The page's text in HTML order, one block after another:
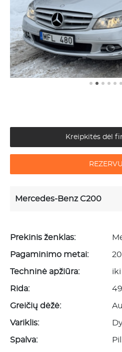
Kreipkitės dėl
Mercedes-Benz C200
Prekinis ženklas:
Pagaminimo metai:
Techninė apžiūra: iki
Rida:
Greičių dėžė:
Variklis:
Spalva: